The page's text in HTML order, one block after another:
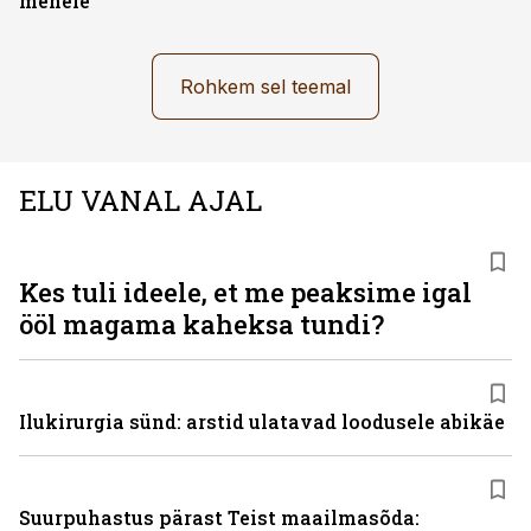
Rohkem sel teemal
ELU VANAL AJAL
Kes tuli ideele, et me peaksime igal
ööl magama kaheksa tundi?
Ilukirurgia sünd: arstid ulatavad loodusele abikäe
Suurpuhastus pärast Teist maailmasõda: